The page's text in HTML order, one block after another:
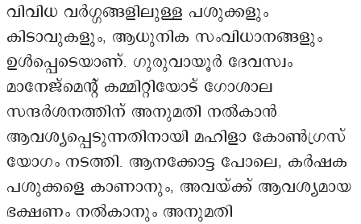
വിവിധ വർഗ്ഗങ്ങളിലുള്ള പശുക്കളും
കിടാവുകളും, ആധുനിക സംവിധാനങ്ങളും
ഉൾപ്പെടെയാണ്. ഗുരുവായൂർ ദേവസ്വം
മാനേജ്മെന്റ് കമ്മിറ്റിയോട് ഗോശാല
സന്ദർശനത്തിന് അനുമതി നൽകാൻ
ആവശ്യപ്പെടുന്നതിനായി മഹിളാ കോൺഗ്രസ്
യോഗം നടത്തി. ആനക്കോട്ട പോലെ, കർഷക
പശുക്കളെ കാണാനും, അവയ്ക്ക് ആവശ്യമായ
ഭക്ഷണം നൽകാനും അനുമതി